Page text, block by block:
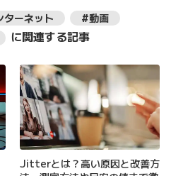
ターネット
#動画
に関連する記事
Jitterとは？高い原因と改善方